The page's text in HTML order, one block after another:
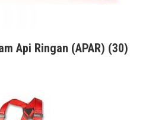
Api Ringan (APAR) (30)